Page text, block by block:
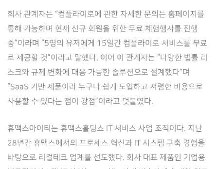
회사 관계자는 “컴플라이로에 관한 자세한 문의는 홈페이지를
통해 가능하며 현재 신규 회원을 위한 무료 체험행사를 진행
중”이라며 “5명의 유저에게 15일간 컴플라이로 서비스를 무료
로 제공할 것”이라고 말했다. 이어 이 관계자는 “다양한 법률 리
스크와 규제 변화에 대응 가능한 솔루션으로 설계했다”며
“SaaS 기반 제품이라 누구나 쉽게 도입하고 저렴한 비용으로
사용할 수 있다는 점이 강점”이라고 덧붙였다.
휴맥스아이티는 휴맥스홀딩스 IT 서비스 사업 조직이다. 지난
28년간 휴맥스에서의 프로세스 혁신과 IT 시스템 구축 경험을
바탕으로 리걸테크 업계를 선도했다. 회사 대표 제품인 기업용